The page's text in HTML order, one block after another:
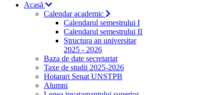
Acasă
Calendar academic
Calendarul semestrului I
Calendarul semestrului II
Structura an universitar
2025 - 2026
Baza de date secretariat
Taxe de studii 2025-2026
Hotarari Senat UNSTPB
Alumni